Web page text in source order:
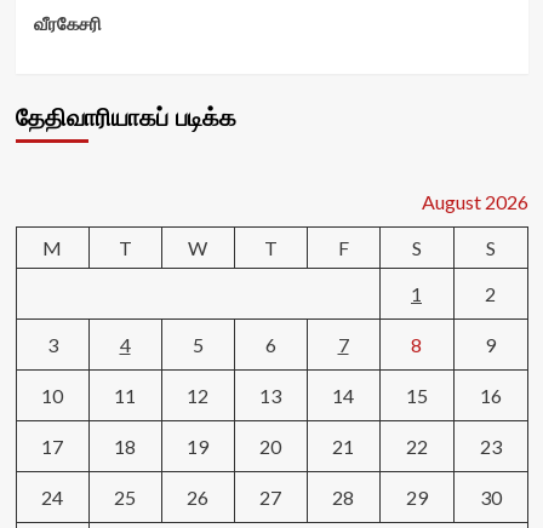
வீரகேசரி
தேதிவாரியாகப் படிக்க
August 2026
M
T W T F S
S
1
2
3 4 5 6 7 8 9
10 11 12 13 14 15 16
17 18 19 20 21 22 23
24 25 26 27 28 29 30